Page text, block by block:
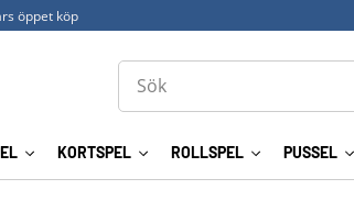
öppet köp
KORTSPEL ROLLSPEL PUSSEL